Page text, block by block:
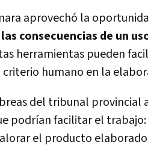
aprovechó la
consecuencias de un
herramientas pueden
humano en la
del tribunal provincial
podrían facilitar el
el producto